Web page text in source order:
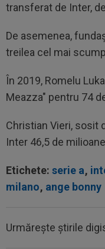
transferat de Inter,
De asemenea,
treilea cel mai
În 2019, Romelu
Meazza" pentru 74
Christian Vieri, sosit
Inter 46,5 de
Etichete: serie a,
milano, ange bonny
Urmărește știrile